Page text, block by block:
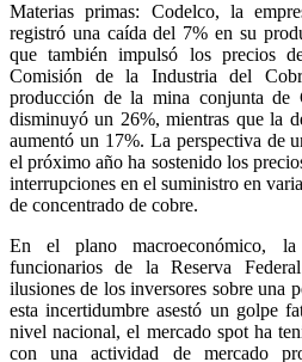
Materias primas: Codelco, la
registró una caída del 7% en su
que también impulsó los precios
Comisión de la Industria del
producción de la mina conjunta de
disminuyó un 26%, mientras que la
aumentó un 17%. La perspectiva de
el próximo año ha sostenido los
interrupciones en el suministro en
de concentrado de cobre.
En el plano macroeconómico,
funcionarios de la Reserva
ilusiones de los inversores sobre una
esta incertidumbre asestó un golpe
nivel nacional, el mercado spot ha
con una actividad de mercado